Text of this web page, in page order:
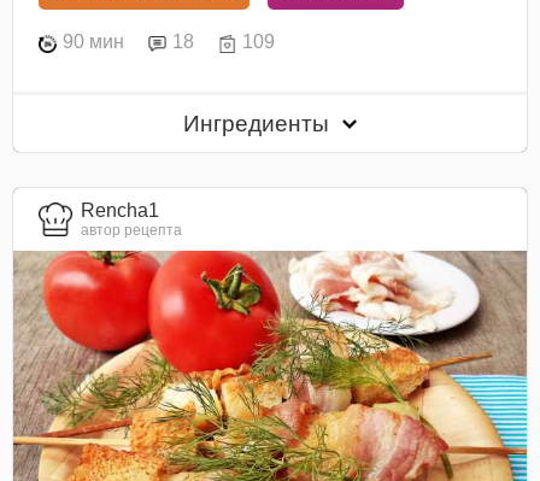
90 мин 18 109
Ингредиенты
Rencha1
автор рецепта